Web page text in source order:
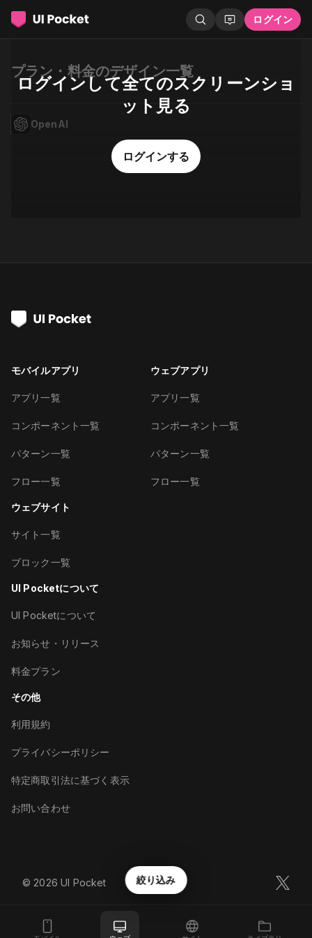
ログイン
絞り込み
プラン・料金のデザイン一覧
OpenAI
ログインして全てのスクリーンショ
ット見る
ログインする
モバイルアプリ
アプリ一覧
コンポーネント一覧
パターン一覧
フロー一覧
ウェブアプリ
アプリ一覧
コンポーネント一覧
パターン一覧
フロー一覧
ウェブサイト
サイト一覧
ブロック一覧
UI Pocketについて
UI Pocketについて
お知らせ・リリース
料金プラン
その他
利用規約
プライバシーポリシー
特定商取引法に基づく表示
お問い合わせ
©︎ 2026 UI Pocket